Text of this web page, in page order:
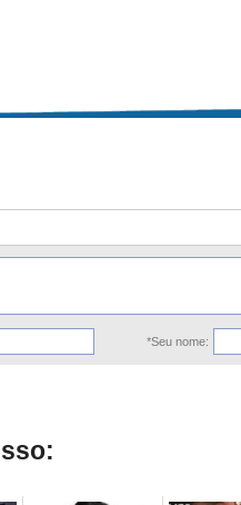
*Seu nome: